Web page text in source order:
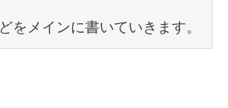
メインに書いていきます。